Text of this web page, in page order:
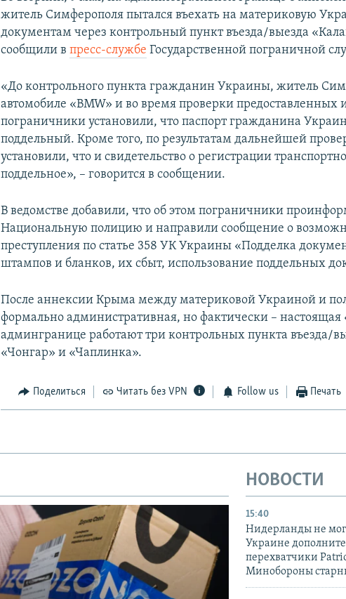
житель Симферополя пытался въехать на материковую
документам через контрольный пункт въезда/выезда
сообщили впресс-службе Государственной пограничной
«До контрольного пункта гражданин Украины, житель
автомобиле «BMW» и во время проверки предоставленных
пограничники установили, что паспорт гражданина
поддельный. Кроме того, по результатам дальнейшей
установили, что и свидетельство о регистрации
поддельное», – говорится в сообщении.
В ведомстве добавили, что об этом пограничники
Национальную полицию и направили сообщение о
преступления по статье 358 УК Украины «Подделка
штампов и бланков, их сбыт, использование поддельных
После аннексии Крыма между материковой Украиной и
формально административная, но фактически – настоящая
админгранице работают три контрольных пункта въезда/
«Чонгар» и «Чаплинка».
Поделиться Читать без VPN Follow us Печать
НОВОСТИ
15:40
Нидерланды не
Украине
перехватчики
Минобороны